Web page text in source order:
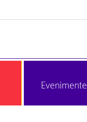
Evenimente